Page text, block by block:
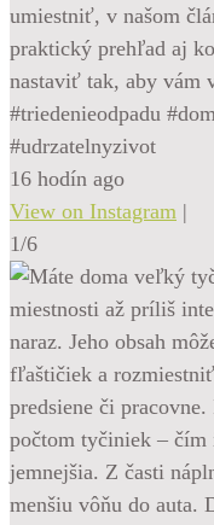
umiestniť, v našom
praktický prehľad aj
nastaviť tak, aby vám
#triedenieodpadu
#udrzatelnyzivot
16 hodín ago
View on Instagram |
1/6